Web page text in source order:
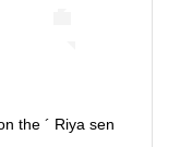
the ´ Riya sen